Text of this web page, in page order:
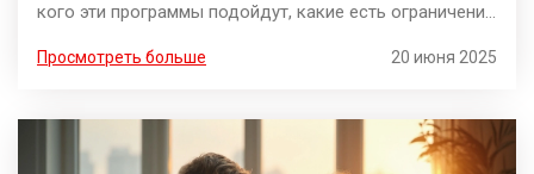
кого эти программы подойдут, какие есть ограничения
и как выбрать подходящую ставку. Даем советы, как
распространённые ловушки. Полезные фишки для тех,
кто реально хочет сэкономить на покупке жилья.
Просмотреть больше 20 июня 2025